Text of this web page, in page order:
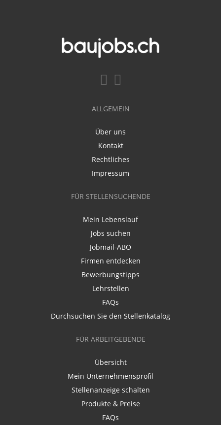
ALLGEMEIN
Über uns
Kontakt
Rechtliches
Impressum
FÜR STELLENSUCHENDE
Mein Lebenslauf
Jobs suchen
Jobmail-ABO
Firmen entdecken
Bewerbungstipps
Lehrstellen
FAQs
Durchsuchen Sie den Stellenkatalog
FÜR ARBEITGEBENDE
Übersicht
Mein Unternehmensprofil
Stellenanzeige schalten
Produkte & Preise
FAQs